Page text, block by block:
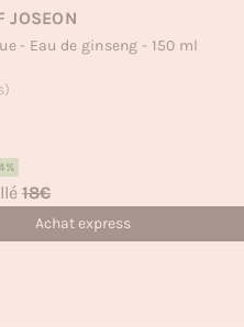
JOSEON
- Eau de ginseng - 150 ml
18€
Achat express